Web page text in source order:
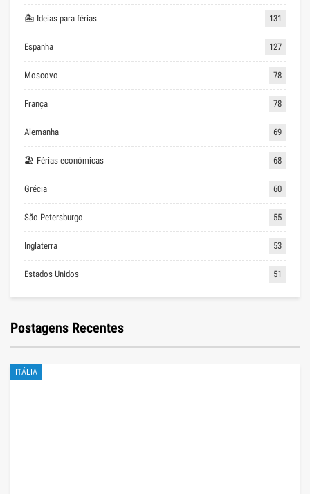
🏝 Ideias para férias 131
Espanha 127
Moscovo 78
França 78
Alemanha 69
🏖 Férias económicas 68
Grécia 60
São Petersburgo 55
Inglaterra 53
Estados Unidos 51
Postagens Recentes
ITÁLIA